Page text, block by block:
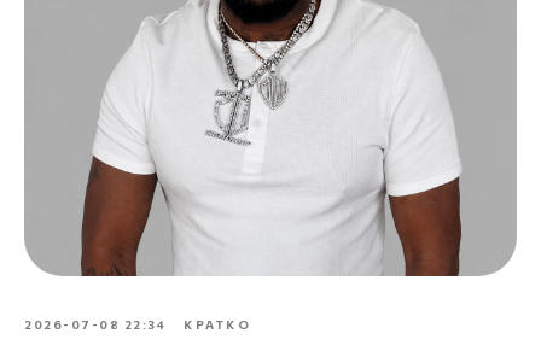
2026-07-08 22:34 КРАТКО